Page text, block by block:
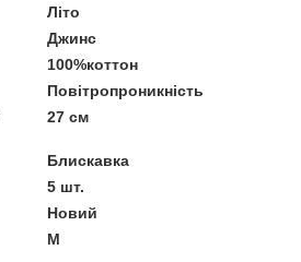
Літо
Джинс
100%коттон
Повітропроникність
27 см
Блискавка
5 шт.
Новий
M